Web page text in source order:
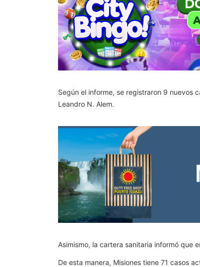
Según el informe, se registraron 9 nuevos
Leandro N. Alem.
Asimismo, la cartera sanitaria informó que
De esta manera, Misiones tiene 71 casos